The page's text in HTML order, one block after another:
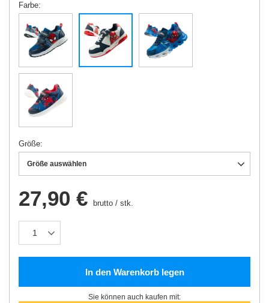
Farbe
Größe
Größe auswählen
27,90 € brutto / stk.
In den Warenkorb legen
Sie können auch kaufen mit: